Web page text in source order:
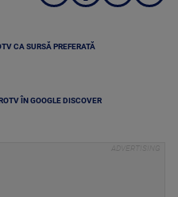
CA SURSĂ PREFERATĂ
ÎN GOOGLE DISCOVER